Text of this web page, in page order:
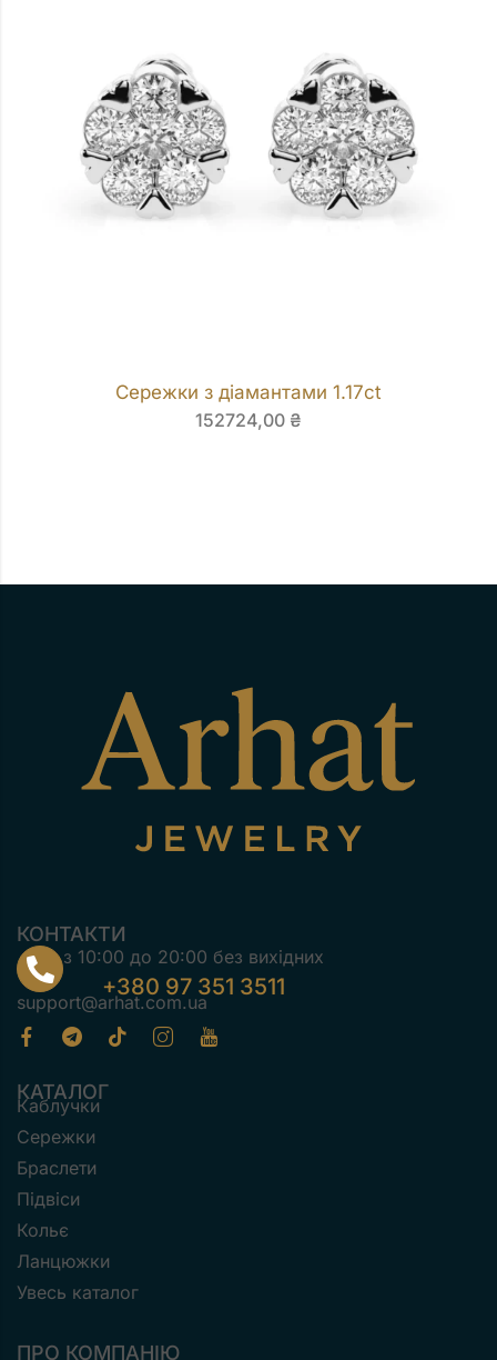
Сережки з діамантами 1.17ct
152724,00 ₴
КОНТАКТИ
з 10:00 до 20:00 без вихідних
+380 97 351 3511
support@arhat.com.ua
КАТАЛОГ
Каблучки
Сережки
Браслети
Підвіси
Кольє
Ланцюжки
Увесь каталог
ПРО КОМПАНІЮ